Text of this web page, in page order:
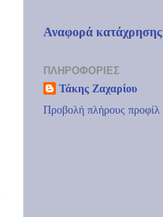
Αναφορά κατάχρησης
ΠΛΗΡΟΦΟΡΊΕΣ
Τάκης Ζαχαρίου
Προβολή πλήρους προφίλ